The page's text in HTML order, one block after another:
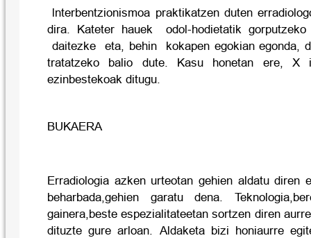
lnterbentzionismoa praktikatzen duten
dira. Kateter hauek odol-hodietatik
daitezke eta, behin kokapen egokian egonda,
tratatzeko balio dute. Kasu honetan ere, X
ezinbestekoak ditugu.
BUKAERA
Erradiologia azken urteotan gehien aldatu diren
beharbada,gehien garatu dena.
gainera,beste espezialitateetan sortzen diren
dituzte gure arloan. Aldaketa bizi honiaurre